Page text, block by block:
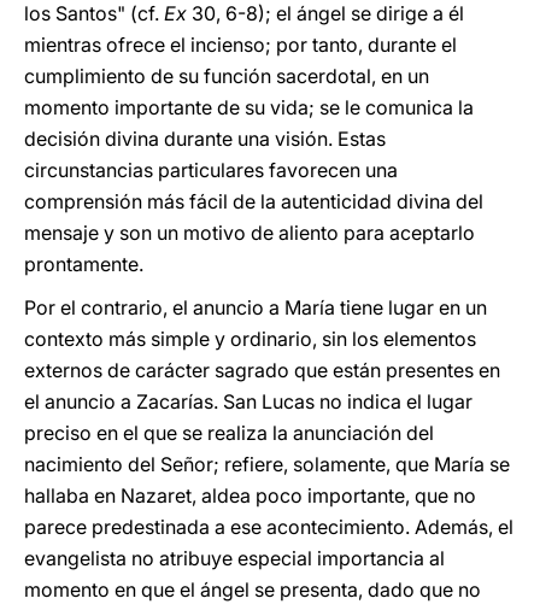
los Santos" (cf. Ex 30, 6-8); el ángel se dirige a él
mientras ofrece el incienso; por tanto, durante el
cumplimiento de su función sacerdotal, en un
momento importante de su vida; se le comunica la
decisión divina durante una visión. Estas
circunstancias particulares favorecen una
comprensión más fácil de la autenticidad divina del
mensaje y son un motivo de aliento para aceptarlo
prontamente.
Por el contrario, el anuncio a María tiene lugar en un
contexto más simple y ordinario, sin los elementos
externos de carácter sagrado que están presentes en
el anuncio a Zacarías. San Lucas no indica el lugar
preciso en el que se realiza la anunciación del
nacimiento del Señor; refiere, solamente, que María se
hallaba en Nazaret, aldea poco importante, que no
parece predestinada a ese acontecimiento. Además, el
evangelista no atribuye especial importancia al
momento en que el ángel se presenta, dado que no